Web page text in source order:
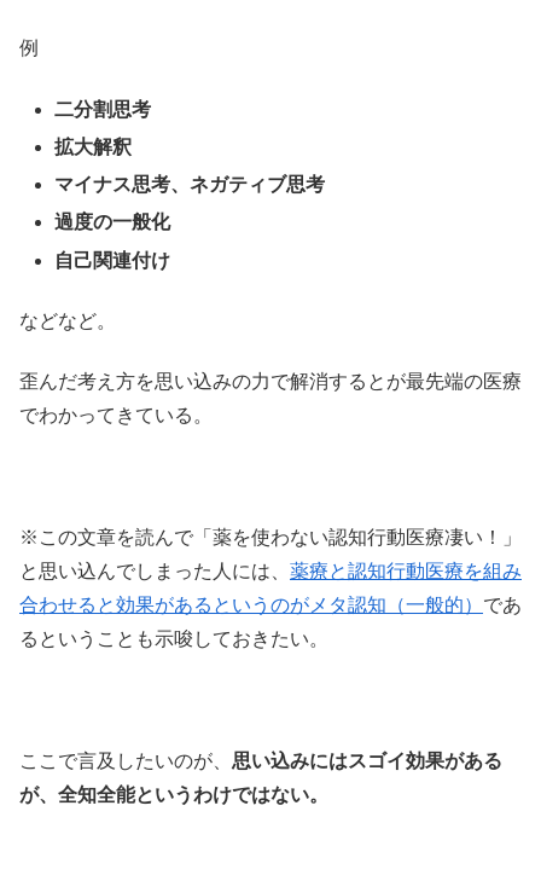
例
二分割思考
拡大解釈
マイナス思考、ネガティブ思考
過度の一般化
自己関連付け
などなど。
歪んだ考え方を思い込みの力で解消するとが最先端の医療
でわかってきている。
※この文章を読んで「薬を使わない認知行動医療凄い！」
と思い込んでしまった人には、 薬療と認知行動医療を組み
合わせると効果があるというのがメタ認知（一般的） であ
るということも示唆しておきたい。
ここで言及したいのが、 思い込みにはスゴイ効果がある
が、全知全能というわけではない。